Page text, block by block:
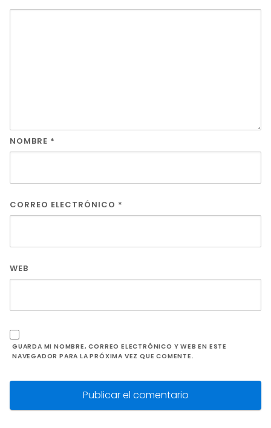
NOMBRE *
CORREO ELECTRÓNICO *
WEB
GUARDA MI NOMBRE, CORREO ELECTRÓNICO Y WEB EN ESTE
NAVEGADOR PARA LA PRÓXIMA VEZ QUE COMENTE.